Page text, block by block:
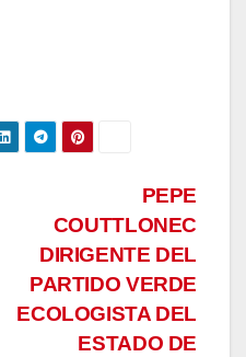
PEPE
COUTTLONEC
DIRIGENTE DEL
PARTIDO VERDE
ECOLOGISTA DEL
ESTADO DE